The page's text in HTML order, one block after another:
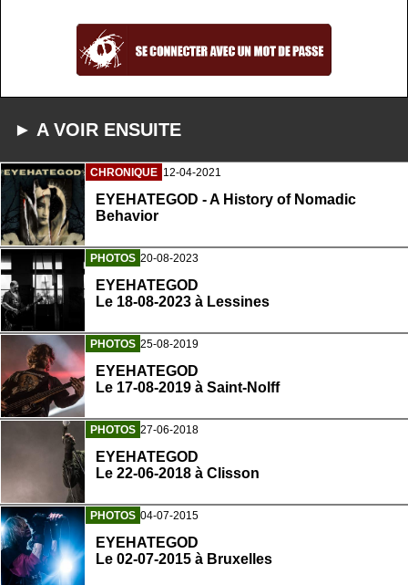
► A VOIR ENSUITE
CHRONIQUE 12-04-2021
EYEHATEGOD - A History of Nomadic
Behavior
PHOTOS 20-08-2023
EYEHATEGOD
Le 18-08-2023 à Lessines
PHOTOS 25-08-2019
EYEHATEGOD
Le 17-08-2019 à Saint-Nolff
PHOTOS 27-06-2018
EYEHATEGOD
Le 22-06-2018 à Clisson
PHOTOS 04-07-2015
EYEHATEGOD
Le 02-07-2015 à Bruxelles